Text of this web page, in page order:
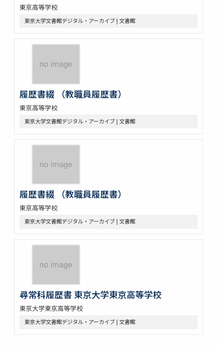
東京高等学校
東京大学文書館デジタル・アーカイブ | 文書館
履歴書綴 （教職員履歴書）
東京高等学校
東京大学文書館デジタル・アーカイブ | 文書館
履歴書綴 （教職員履歴書）
東京高等学校
東京大学文書館デジタル・アーカイブ | 文書館
尋常科履歴書 東京大学東京高等学校
東京大学東京高等学校
東京大学文書館デジタル・アーカイブ | 文書館